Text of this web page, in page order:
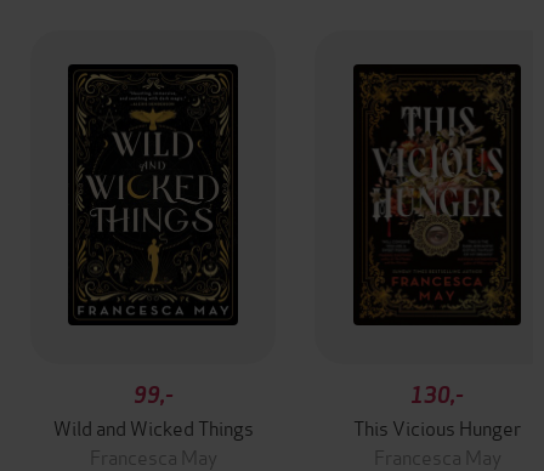
99,-
Wild and Wicked Things
Francesca May
130,-
This Vicious Hunger
Francesca May